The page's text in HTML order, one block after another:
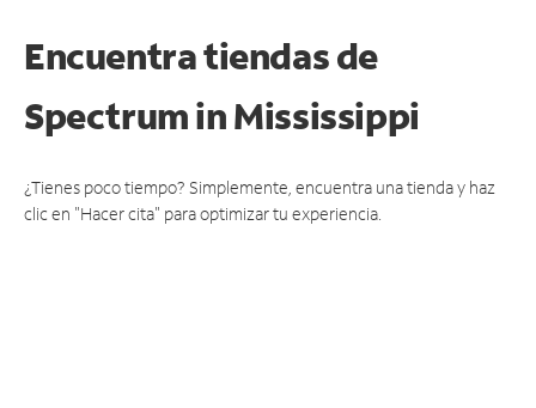
Encuentra tiendas de
Spectrumin Mississippi
¿Tienes poco tiempo? Simplemente, encuentra una tienda y haz
clic en "Hacer cita" para optimizar tu experiencia.